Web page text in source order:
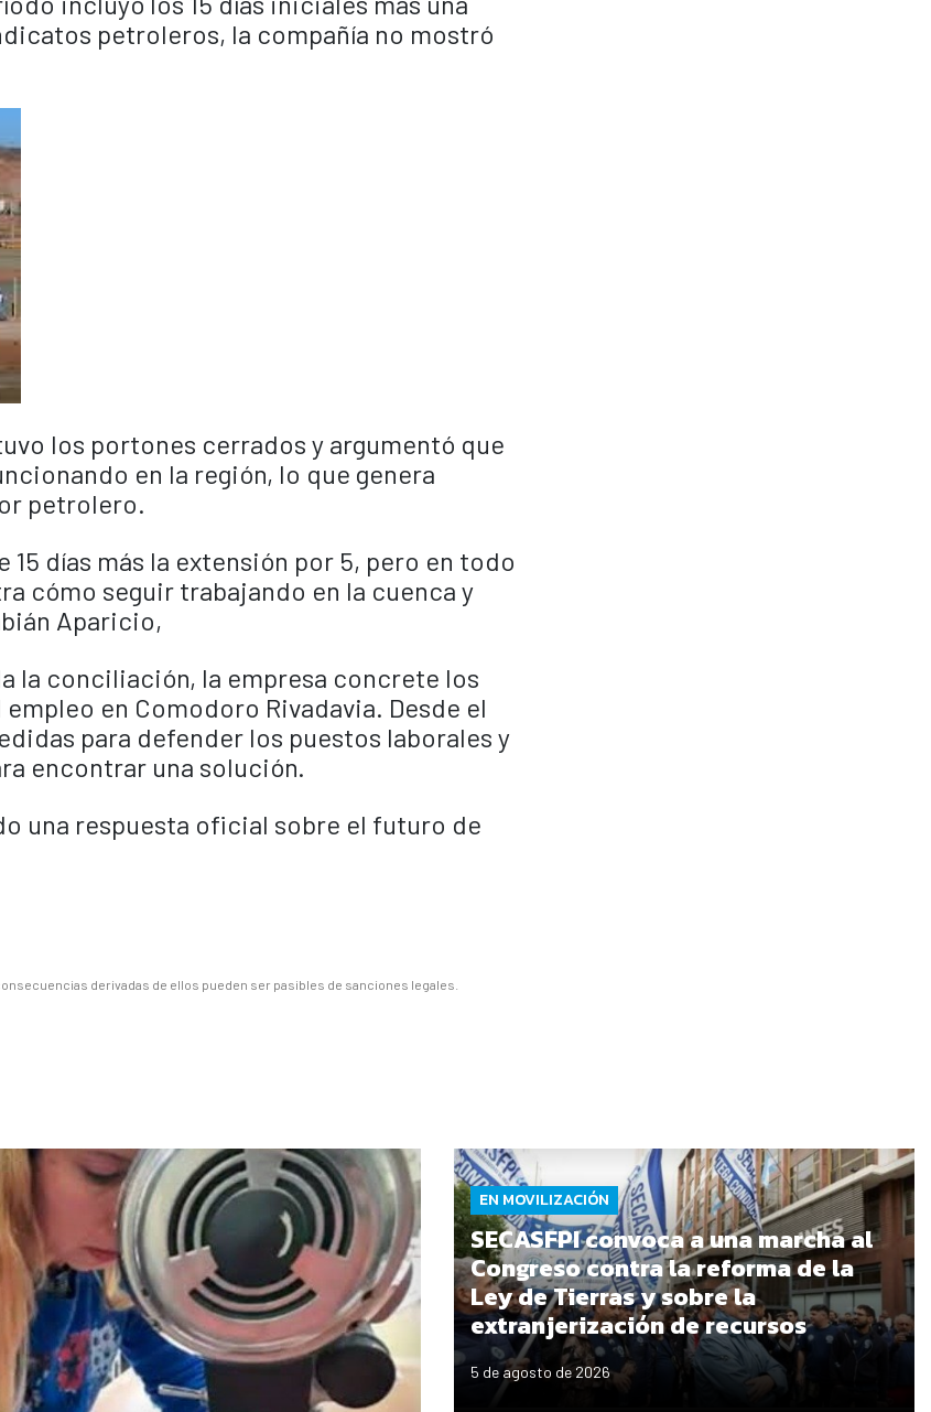
petroleros, la compañía no mostró
los portones cerrados y argumentó que
en la región, lo que genera
petrolero.
días más la extensión por 5, pero en todo
cómo seguir trabajando en la cuenca y
Aparicio,
la conciliación, la empresa concrete los
en Comodoro Rivadavia. Desde el
para defender los puestos laborales y
encontrar una solución.
una respuesta oficial sobre el futuro de
derivadas de ellos pueden ser pasibles de sanciones legales.
EN MOVILIZACIÓN
SECASFPI convoca a una marcha al
Congreso contra la reforma de la
Ley de Tierras y sobre la
extranjerización de recursos
5 de agosto de 2026